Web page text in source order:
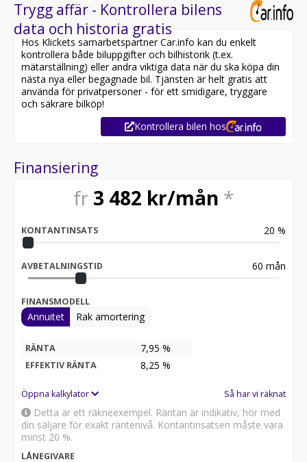
Alla våra bilar är inbytestestade och varudeklarerade.
På det annonserade priset tillkommer en
registrerings- och administrationsavgift på 995 kronor.
Atteviks har varit verksamt i Jönköping sedan 1945, då
Sigvard Attevik startade försäljning av Volkswagen.
Företaget ägs och drivs fortfarande av familjen Attevik
och står för lång erfarenhet, stark lokal förankring och
ett väl inarbetat varumärke vilket ger dig som kund en
trygg och professionell bilaffär.
Trygg affär - Kontrollera bilens
data och historia gratis
Hos Klickets samarbetspartner Car.info kan du enkelt
kontrollera både biluppgifter och bilhistorik (t.ex.
mätarställning) eller andra viktiga data när du ska köpa din
nästa nya eller begagnade bil. Tjänsten är helt gratis att
använda för privatpersoner - för ett smidigare, tryggare
och säkrare bilköp!
Kontrollera bilen hos
Finansiering
fr 3 482 kr/mån *
KONTANTINSATS 20 %
AVBETALNINGSTID 60 mån
FINANSMODELL
Annuitet Rak amortering
RÄNTA 7,95 %
EFFEKTIV RÄNTA 8,25 %
Öppna kalkylator Så har vi räknat
Detta är ett räkneexempel. Räntan är indikativ, hör med
din säljare för exakt räntenivå. Kontantinsatsen måste vara
minst 20 %.
LÅNEGIVARE